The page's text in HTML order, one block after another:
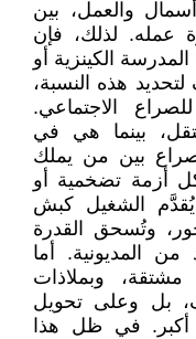
والعمل، بين
عمله. لذلك، فإن
المدرسة الكينزية أو
هذه النسبة،
الاجتماعي.
بينما هي في
بين من يملك
أزمة تضخمية أو
يُقدَّم الشغيل كبش
وتُسحق القدرة
من المديونية. أما
وبملاذات
بل وعلى تحويل
أكبر. في ظل هذا